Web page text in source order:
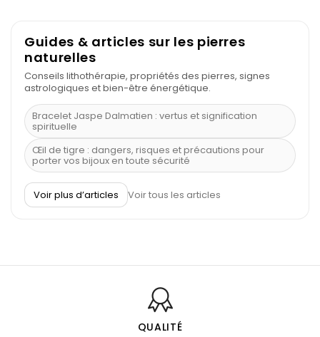
Guides & articles sur les pierres
naturelles
Conseils lithothérapie, propriétés des pierres, signes
astrologiques et bien-être énergétique.
Bracelet Jaspe Dalmatien : vertus et signification
spirituelle
Œil de tigre : dangers, risques et précautions pour
porter vos bijoux en toute sécurité
À quel poignet porter un bracelet de pierre
Découvrez le scorpion et ses pierres
Bienfaits de la sélénite – pierre des anges
L’améthyste est-elle faite pour moi ?
Voir plus d’articles Voir tous les articles
QUALITÉ